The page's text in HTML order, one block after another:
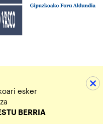
esker
BERRIA